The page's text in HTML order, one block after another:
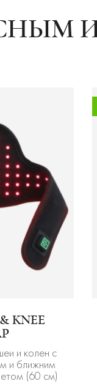
KNEE
и колен с
и ближним
(60 см)